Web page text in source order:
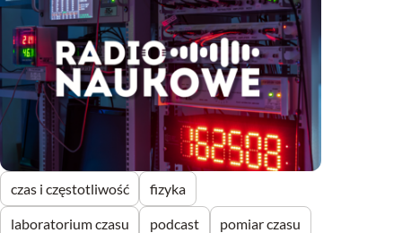
czas i częstotliwość fizyka
laboratorium czasu podcast pomiar czasu